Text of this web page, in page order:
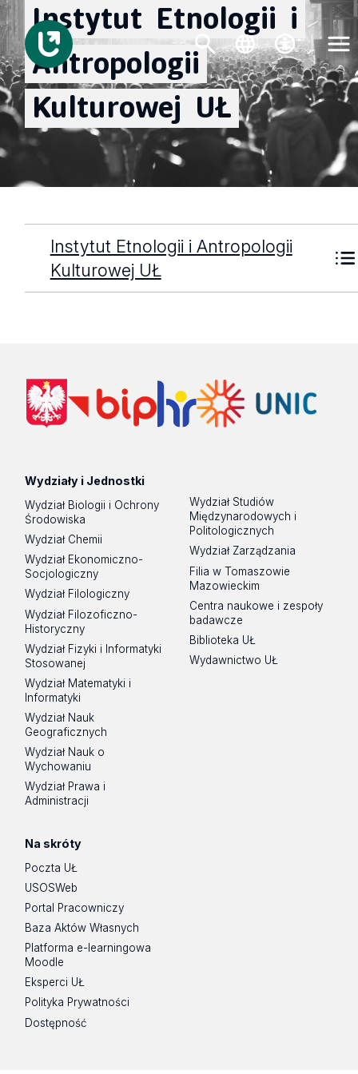
Instytut Etnologii i
Antropologii
Kulturowej UŁ
Instytut Etnologii i Antropologii
Kulturowej UŁ
Wydziały i Jednostki
Wydział Biologii i Ochrony
Środowiska
Wydział Chemii
Wydział Ekonomiczno-
Socjologiczny
Wydział Filologiczny
Wydział Filozoficzno-
Historyczny
Wydział Fizyki i Informatyki
Stosowanej
Wydział Matematyki i
Informatyki
Wydział Nauk
Geograficznych
Wydział Nauk o
Wychowaniu
Wydział Prawa i
Administracji
Wydział Studiów
Międzynarodowych i
Politologicznych
Wydział Zarządzania
Filia w Tomaszowie
Mazowieckim
Centra naukowe i zespoły
badawcze
Biblioteka UŁ
Wydawnictwo UŁ
Na skróty
Poczta UŁ
USOSWeb
Portal Pracowniczy
Baza Aktów Własnych
Platforma e-learningowa
Moodle
Eksperci UŁ
Polityka Prywatności
Dostępność